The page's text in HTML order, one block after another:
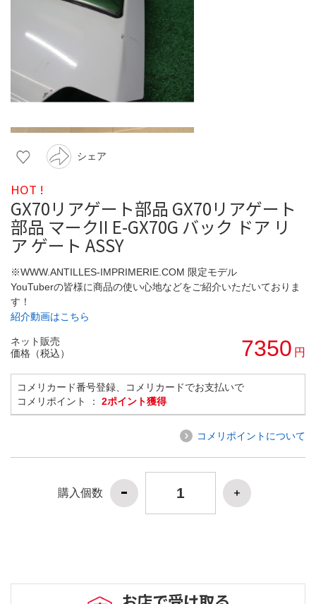
シェア
HOT !
GX70リアゲート部品 GX70リアゲート
部品 マークII E-GX70G バック ドア リ
ア ゲート ASSY
※WWW.ANTILLES-IMPRIMERIE.COM 限定モデル
YouTuberの皆様に商品の使い心地などをご紹介いただいておりま
す！
紹介動画はこちら
ネット販売
価格（税込）
7350 円
コメリカード番号登録、コメリカードでお支払いで
コメリポイント ： 2ポイント獲得
コメリポイントについて
購入個数